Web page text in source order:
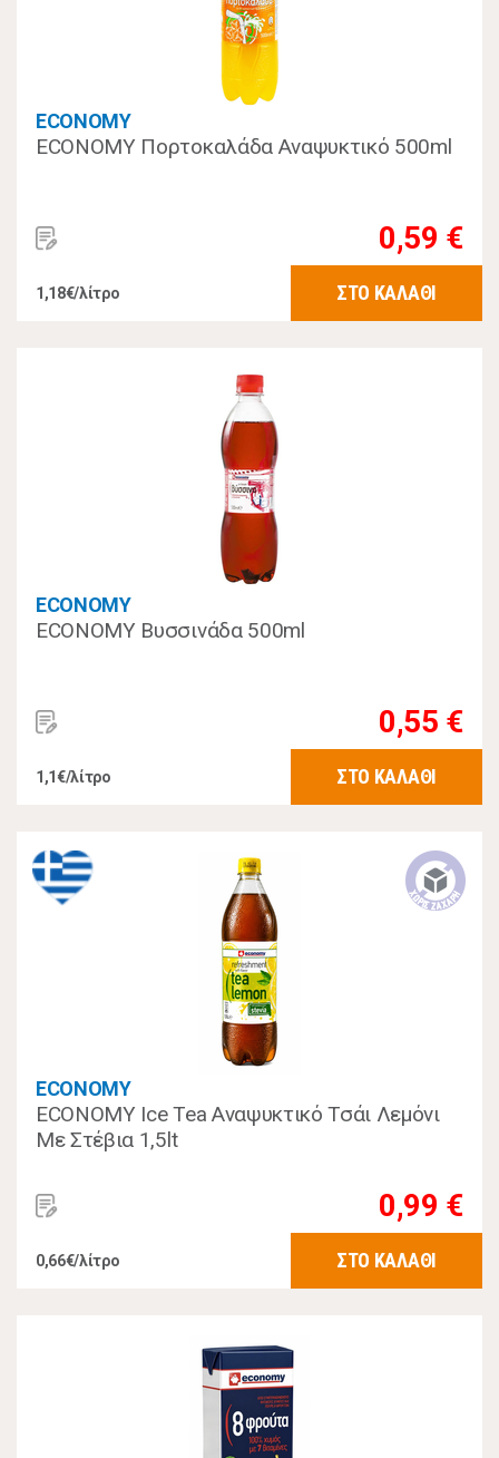
ECONOMY
ECONOMY Πορτοκαλάδα Αναψυκτικό 500ml
0,59 €
1,18€/λίτρο ΣΤΟ ΚΑΛΑΘΙ
ECONOMY
ECONOMY Βυσσινάδα 500ml
0,55 €
1,1€/λίτρο ΣΤΟ ΚΑΛΑΘΙ
ECONOMY
ECONOMY Ice Tea Αναψυκτικό Τσάι Λεμόνι
Με Στέβια 1,5lt
0,99 €
0,66€/λίτρο ΣΤΟ ΚΑΛΑΘΙ